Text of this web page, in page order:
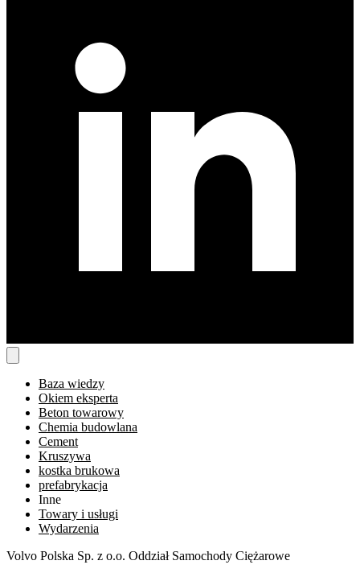
Baza wiedzy
Okiem eksperta
Beton towarowy
Chemia budowlana
Cement
Kruszywa
kostka brukowa
prefabrykacja
Inne
Towary i usługi
Wydarzenia
Volvo Polska Sp. z o.o. Oddział Samochody Ciężarowe